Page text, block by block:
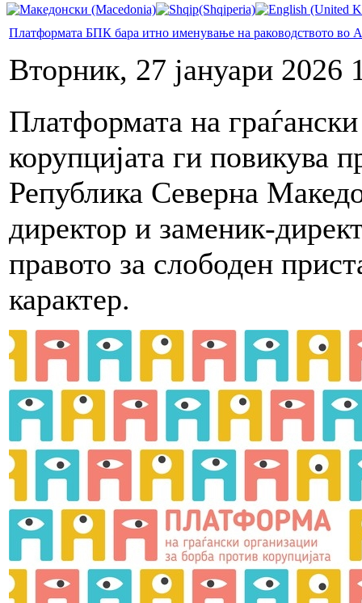
Платформата БПК бара итно именување на раководството
Вторник, 27 јануари 2026
Платформата на
корупцијата ги повикува
Република Северна
директор и заменик-
правото за слободен
карактер.